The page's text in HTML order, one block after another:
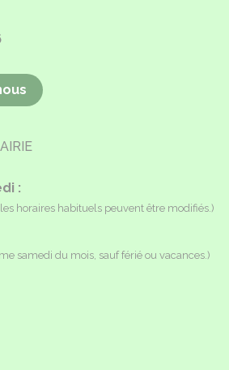
:
horaires habituels peuvent être modifiés.)
samedi du mois, sauf férié ou vacances.)